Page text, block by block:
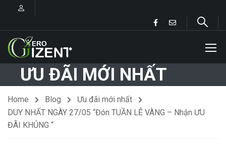
ƯU ĐÃI MỚI NHẤT
Home Blog
Ưu đãi mới nhất
DUY NHẤT NGÀY 27/05 “Đón TUẦN LỄ VÀNG – Nhận ƯU
ĐÃI KHỦNG “